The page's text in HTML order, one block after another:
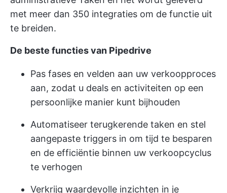
met meer dan 350 integraties om de functie uit
te breiden.
De beste functies van Pipedrive
Pas fases en velden aan uw verkoopproces
aan, zodat u deals en activiteiten op een
persoonlijke manier kunt bijhouden
Automatiseer terugkerende taken en stel
aangepaste triggers in om tijd te besparen
en de efficiëntie binnen uw verkoopcyclus
te verhogen
Verkrijg waardevolle inzichten in je